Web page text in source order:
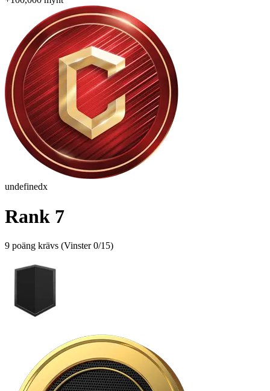
undefinedx
Rank 7
9 poäng krävs (Vinster 0/15)